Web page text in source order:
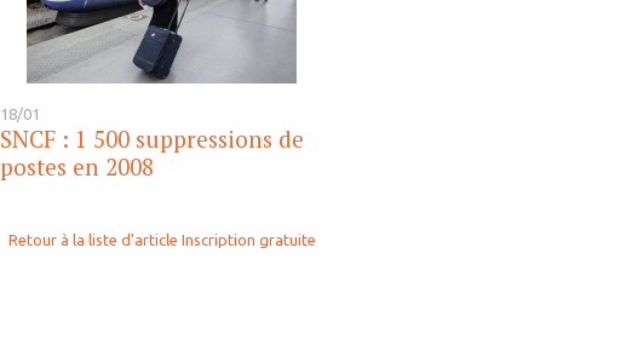
18/01
SNCF : 1 500 suppressions de
postes en 2008
Retour à la liste d'article Inscription gratuite